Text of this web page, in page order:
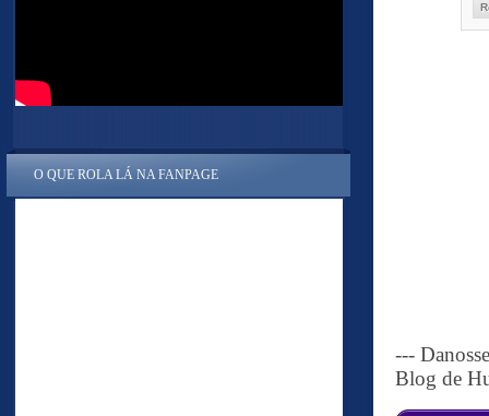
---
Blog de
O QUE ROLA LÁ NA FANPAGE